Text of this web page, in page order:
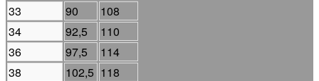
33
90
108
34
92,5
110
36
97,5
114
38
102,5 118